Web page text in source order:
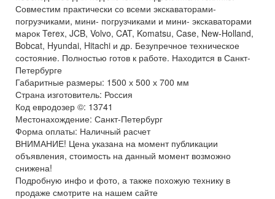
Совместим практически со всеми экскаваторами-
погрузчиками, мини- погрузчиками и мини- экскаваторами
марок Terex, JCB, Volvo, CAT, Komatsu, Case, New-Holland,
Bobcat, Hyundai, Hitachi и др. Безупречное техническое
состояние. Полностью готов к работе. Находится в Санкт-
Петербурге
Габаритные размеры: 1500 х 500 х 700 мм
Страна изготовитель: Россия
Код евродозер ©: 13741
Местонахождение: Санкт-Петербург
Форма оплаты: Наличный расчет
ВНИМАНИЕ! Цена указана на момент публикации
объявления, стоимость на данный момент возможно
снижена!
Подробную инфо и фото, а также похожую технику в
продаже смотрите на нашем сайте